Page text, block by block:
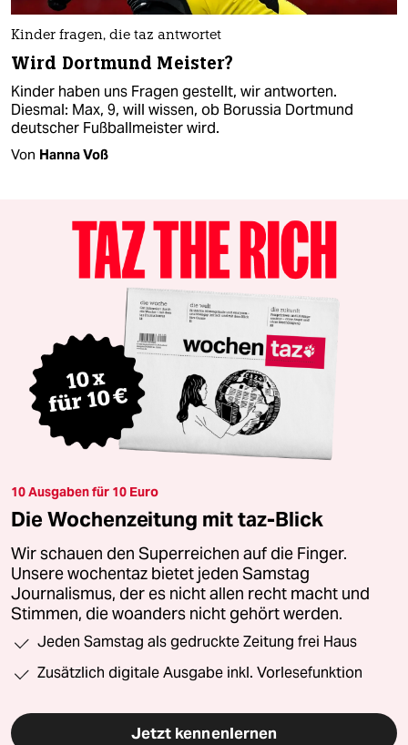
Kinder fragen, die taz antwortet
Wird Dortmund Meister?
Kinder haben uns Fragen gestellt, wir antworten.
Diesmal: Max, 9, will wissen, ob Borussia Dortmund
deutscher Fußballmeister wird.
Von Hanna Voß
10 Ausgaben für 10 Euro
Die Wochenzeitung mit taz-Blick
Wir schauen den Superreichen auf die Finger.
Unsere wochentaz bietet jeden Samstag
Journalismus, der es nicht allen recht macht und
Stimmen, die woanders nicht gehört werden.
Jeden Samstag als gedruckte Zeitung frei Haus
Zusätzlich digitale Ausgabe inkl. Vorlesefunktion
Jetzt kennenlernen